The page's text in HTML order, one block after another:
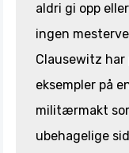
aldri gi opp
ingen
Clausewitz har
eksempler på
militærmakt
ubehagelige